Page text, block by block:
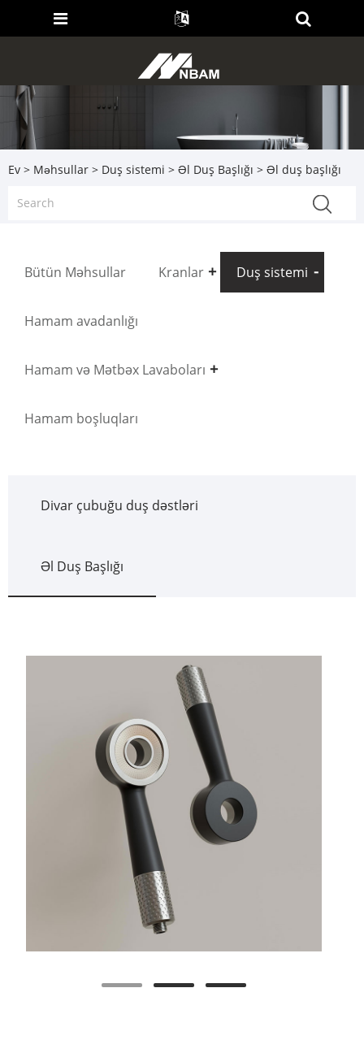
Ev > Məhsullar > Duş sistemi > Əl Duş Başlığı > Əl duş başlığı
Bütün Məhsullar Kranlar Duş sistemi
Hamam avadanlığı
Hamam və Mətbəx Lavaboları
Hamam boşluqları
Divar çubuğu duş dəstləri
Əl Duş Başlığı